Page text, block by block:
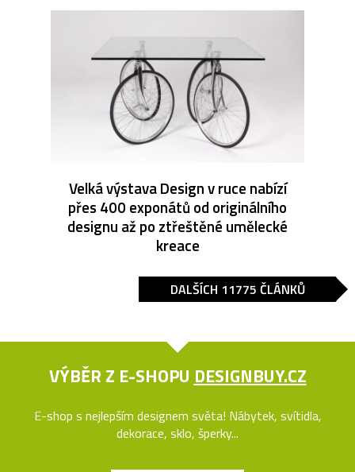
Velká výstava Design v ruce nabízí
přes 400 exponátů od originálního
designu až po ztřeštěné umělecké
kreace
DALŠÍCH 11775 ČLÁNKŮ
VÝBĚR Z E-SHOPU DESIGNBUY.CZ
E-shop s nejlepším designem světa! Nábytek, svítidla,
dekorace, sklo, šperky...